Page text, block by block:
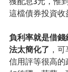
這檔債券投資收
負利率就是借
法太簡化了 ，
信用評等很高